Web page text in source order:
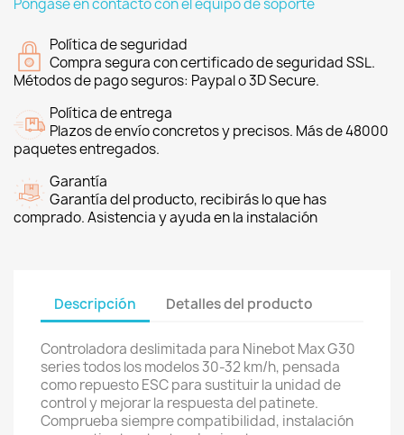
Póngase en contacto con el equipo de soporte
Política de seguridad
Compra segura con certificado de seguridad SSL.
Métodos de pago seguros: Paypal o 3D Secure.
Política de entrega
Plazos de envío concretos y precisos. Más de 48000
paquetes entregados.
Garantía
Garantía del producto, recibirás lo que has
comprado. Asistencia y ayuda en la instalación
Descripción Detalles del producto
Controladora deslimitada para Ninebot Max G30
series todos los modelos 30-32 km/h, pensada
como repuesto ESC para sustituir la unidad de
control y mejorar la respuesta del patinete.
Comprueba siempre compatibilidad, instalación